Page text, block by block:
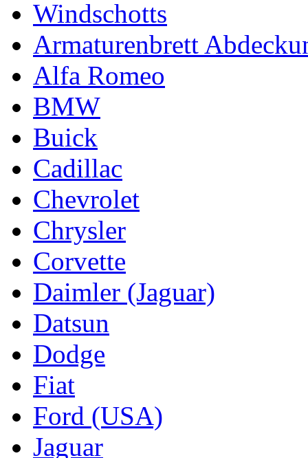
Windschotts
Armaturenbrett
Alfa Romeo
BMW
Buick
Cadillac
Chevrolet
Chrysler
Corvette
Daimler (Jaguar)
Datsun
Dodge
Fiat
Ford (USA)
Jaguar